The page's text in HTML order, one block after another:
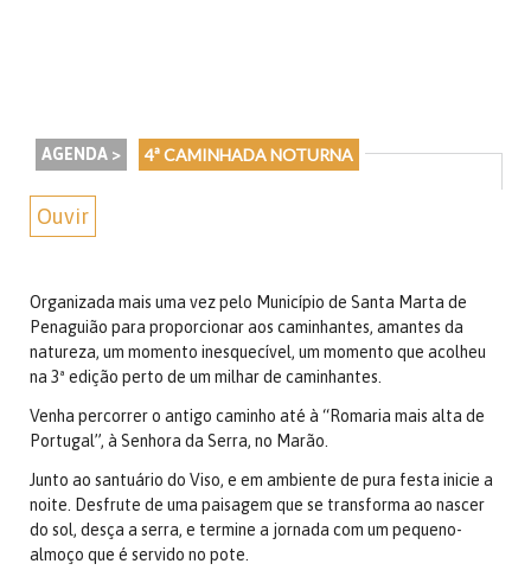
AGENDA > 4ª CAMINHADA NOTURNA
Ouvir
Organizada mais uma vez pelo Município de Santa Marta de
Penaguião para proporcionar aos caminhantes, amantes da
natureza, um momento inesquecível, um momento que acolheu
na 3ª edição perto de um milhar de caminhantes.
Venha percorrer o antigo caminho até à “Romaria mais alta de
Portugal”, à Senhora da Serra, no Marão.
Junto ao santuário do Viso, e em ambiente de pura festa inicie a
noite. Desfrute de uma paisagem que se transforma ao nascer
do sol, desça a serra, e termine a jornada com um pequeno-
almoço que é servido no pote.